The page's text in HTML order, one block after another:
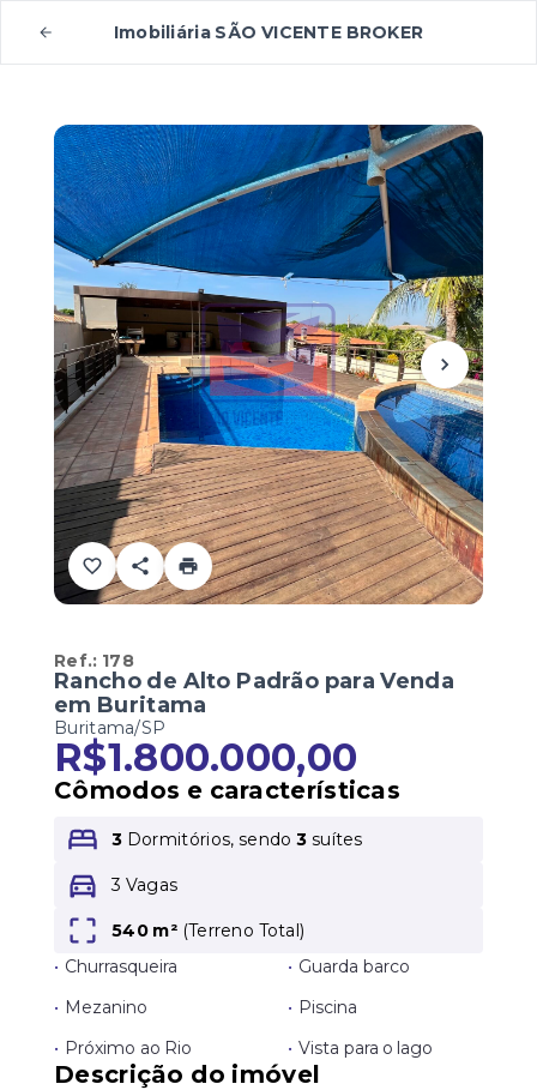
Imobiliária SÃO VICENTE BROKER
Ref.: 178
Rancho de Alto Padrão para Venda
em Buritama
Buritama/SP
R$1.800.000,00
Cômodos e características
3 Dormitórios, sendo3 suítes
3 Vagas
540 m² (Terreno Total)
• Churrasqueira • Guarda barco
• Mezanino • Piscina
• Próximo ao Rio • Vista para o lago
Descrição do imóvel